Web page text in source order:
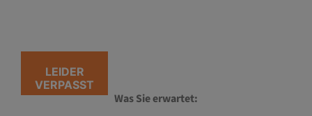
LEIDER
VERPASST
Was Sie erwartet: